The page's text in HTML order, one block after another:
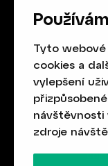
Tyto
cookies a
vylepšení
návštěvnosti
zdroje
Spolek